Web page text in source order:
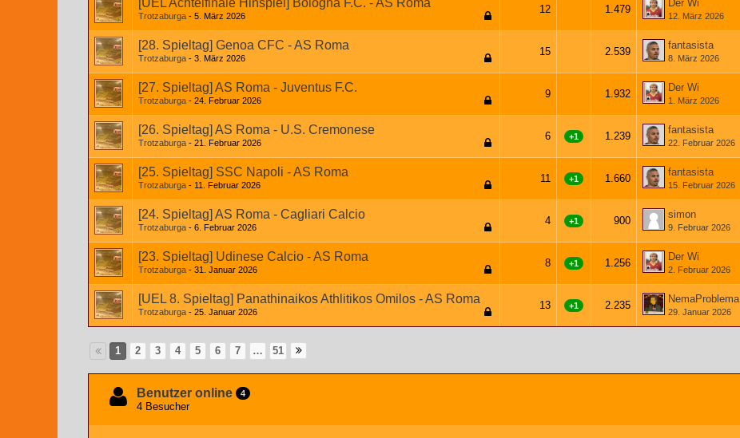
[UEL Achtelfinale Hinspiel] Bologna F.C. - AS Roma
Trotzaburga 5. März 2026
12 1.479
Der Wi
12. März 2026
[28. Spieltag] Genoa CFC - AS Roma
Trotzaburga 3. März 2026
15 2.539
fantasista
8. März 2026
[27. Spieltag] AS Roma - Juventus F.C.
Trotzaburga 24. Februar 2026
9 1.932
Der Wi
1. März 2026
[26. Spieltag] AS Roma - U.S. Cremonese
Trotzaburga 21. Februar 2026
6 +1 1.239
fantasista
22. Februar 2026
[25. Spieltag] SSC Napoli - AS Roma
Trotzaburga 11. Februar 2026
11 +1 1.660
fantasista
15. Februar 2026
[24. Spieltag] AS Roma - Cagliari Calcio
Trotzaburga 6. Februar 2026
4 +1 900
simon
9. Februar 2026
[23. Spieltag] Udinese Calcio - AS Roma
Trotzaburga 31. Januar 2026
8 +1 1.256
Der Wi
2. Februar 2026
[UEL 8. Spieltag] Panathinaikos Athlitikos Omilos - AS Roma
Trotzaburga 25. Januar 2026
13 +1 2.235
NemaProblema
29. Januar 2026
1 2 3 4 5 6 7 … 51
Benutzer online 4
4 Besucher